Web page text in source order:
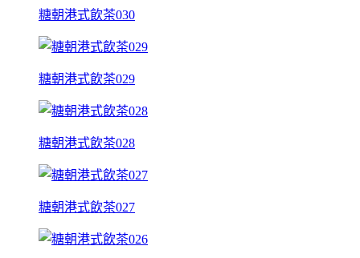
糖朝港式飲茶030
糖朝港式飲茶029
糖朝港式飲茶028
糖朝港式飲茶027